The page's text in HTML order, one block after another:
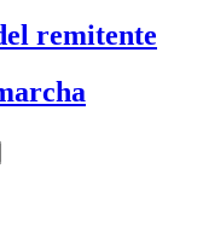
remitente